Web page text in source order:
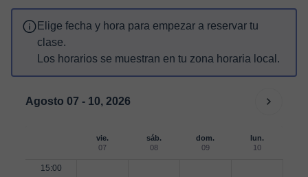
Elige fecha y hora para empezar a reservar tu
clase.
Los horarios se muestran en tu zona horaria local.
Agosto 07 - 10, 2026
vie.
07
sáb.
08
dom.
09
lun.
10
15:00